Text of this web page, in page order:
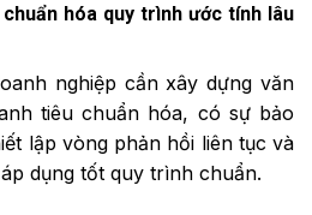
hóa quy trình ước tính lâu
nghiệp cần xây dựng văn
tiêu chuẩn hóa, có sự bảo
lập vòng phản hồi liên tục và
dụng tốt quy trình chuẩn.